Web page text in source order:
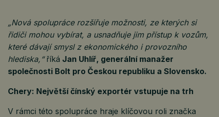
„Nová spolupráce rozšiřuje možnosti, ze kterých si
řidiči mohou vybírat, a usnadňuje jim přístup k vozům,
které dávají smysl z ekonomického i provozního
hlediska,“říká Jan Uhlíř, generální manažer
společnosti Bolt pro Českou republiku a Slovensko.
Chery: Největší čínský exportér vstupuje na trh
V rámci této spolupráce hraje klíčovou roli značka